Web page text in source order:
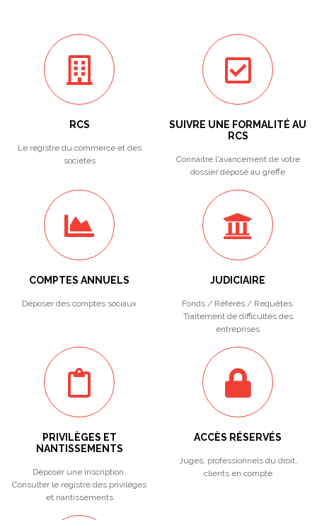
RCS
Le registre du commerce et des
sociétés
SUIVRE UNE FORMALITÉ AU
RCS
Connaitre l'avancement de votre
dossier déposé au greffe
COMPTES ANNUELS
Déposer des comptes sociaux
JUDICIAIRE
Fonds / Référés / Requêtes.
Traitement de difficultés des
entreprises
PRIVILÈGES ET
NANTISSEMENTS
Déposer une inscription.
Consulter le registre des privilèges
et nantissements
ACCÈS RÉSERVÉS
Juges, professionnels du droit,
clients en compte